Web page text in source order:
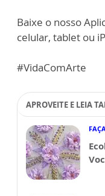
Baixe o nosso
celular, tablet ou
#VidaComArte
APROVEITE E LEIA